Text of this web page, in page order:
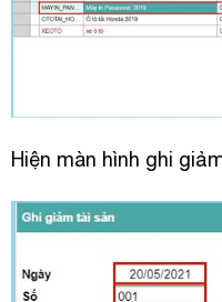
Hiện màn hình ghi